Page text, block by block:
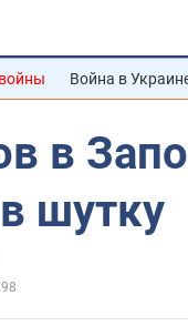
Война в
в
шутку